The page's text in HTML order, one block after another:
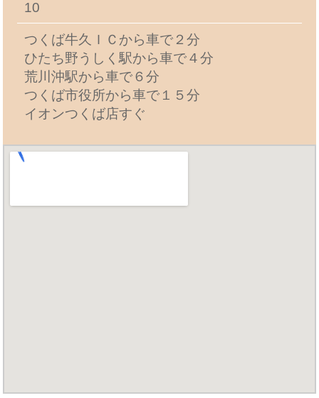
10
つくば牛久ＩＣから車で２分
ひたち野うしく駅から車で４分
荒川沖駅から車で６分
つくば市役所から車で１５分
イオンつくば店すぐ